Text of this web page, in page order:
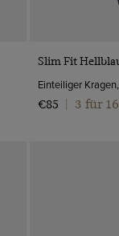
Slim Fit
Einteiliger
€85
3 für